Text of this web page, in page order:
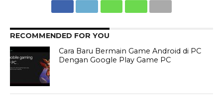
RECOMMENDED FOR YOU
Cara Baru Bermain Game Android di PC
Dengan Google Play Game PC